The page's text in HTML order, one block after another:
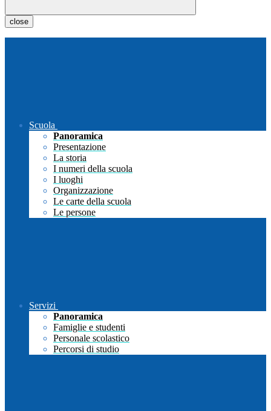
close
Scuola
Panoramica
Presentazione
La storia
I numeri della scuola
I luoghi
Organizzazione
Le carte della scuola
Le persone
Servizi
Panoramica
Famiglie e studenti
Personale scolastico
Percorsi di studio